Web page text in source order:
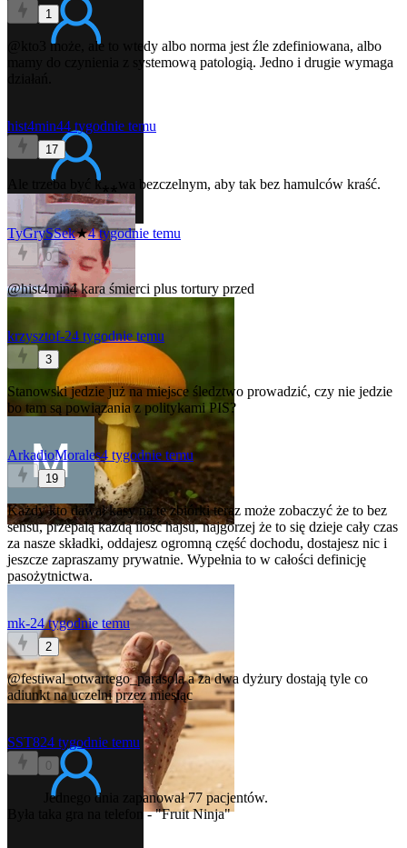
1
może, ale to wtedy albo norma jest źle zdefiniowana, albo
mamy do czynienia z systemową patologią. Jedno i drugie wymaga
hist4min44 tygodnie temu
17
Ale trzeba być k⁎⁎wa bezczelnym, aby tak bez hamulców kraść.
TyGrySSek★4 tygodnie temu
0
@hist4min4kara śmierci plus tortury przed
krzysztof-24 tygodnie temu
3
Stanowski jedzie już na miejsce śledztwo prowadzić, czy nie jedzie
bo tam są powiązania z politykami PIS?
ArkadioMorales4 tygodnie temu
19
Każdy kto dawał kasy na te zbiórki teraz może zobaczyć że to bez
sensu, przepalą każdą ilość hajsu, najgorzej że to się dzieje cały czas
za nasze składki, oddajesz ogromną część dochodu, dostajesz nic i
jeszcze zapraszamy prywatnie. Wypełnia to w całości definicję
pasożytnictwa.
mk-24 tygodnie temu
2
@festiwal_otwartego_parasolaa za dwa dyżury dostają tyle co
adiunkt na uczelni przez miesiąc
SST824 tygodnie temu
0
Jednego dnia zapanował 77 pacjentów.
Była taka gra na telefon - "Fruit Ninja"